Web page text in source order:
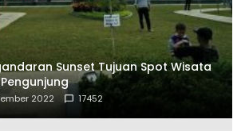
Sunset Tujuan Spot Wisata
2022 17452